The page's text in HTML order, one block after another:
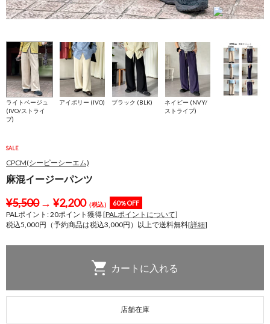
ライトベージュ
(IVO/ストライ
プ)
アイボリー (IVO) ブラック (BLK)
ネイビー (NVY/
ストライプ)
SALE
CPCM(シーピーシーエム)
麻混イージーパンツ
¥5,500→ ¥2,200（税込） 60％OFF
PALポイント:20ポイント獲得 [PALポイントについて]
税込5,000円（予約商品は税込3,000円）以上で送料無料[詳細]
店舗在庫